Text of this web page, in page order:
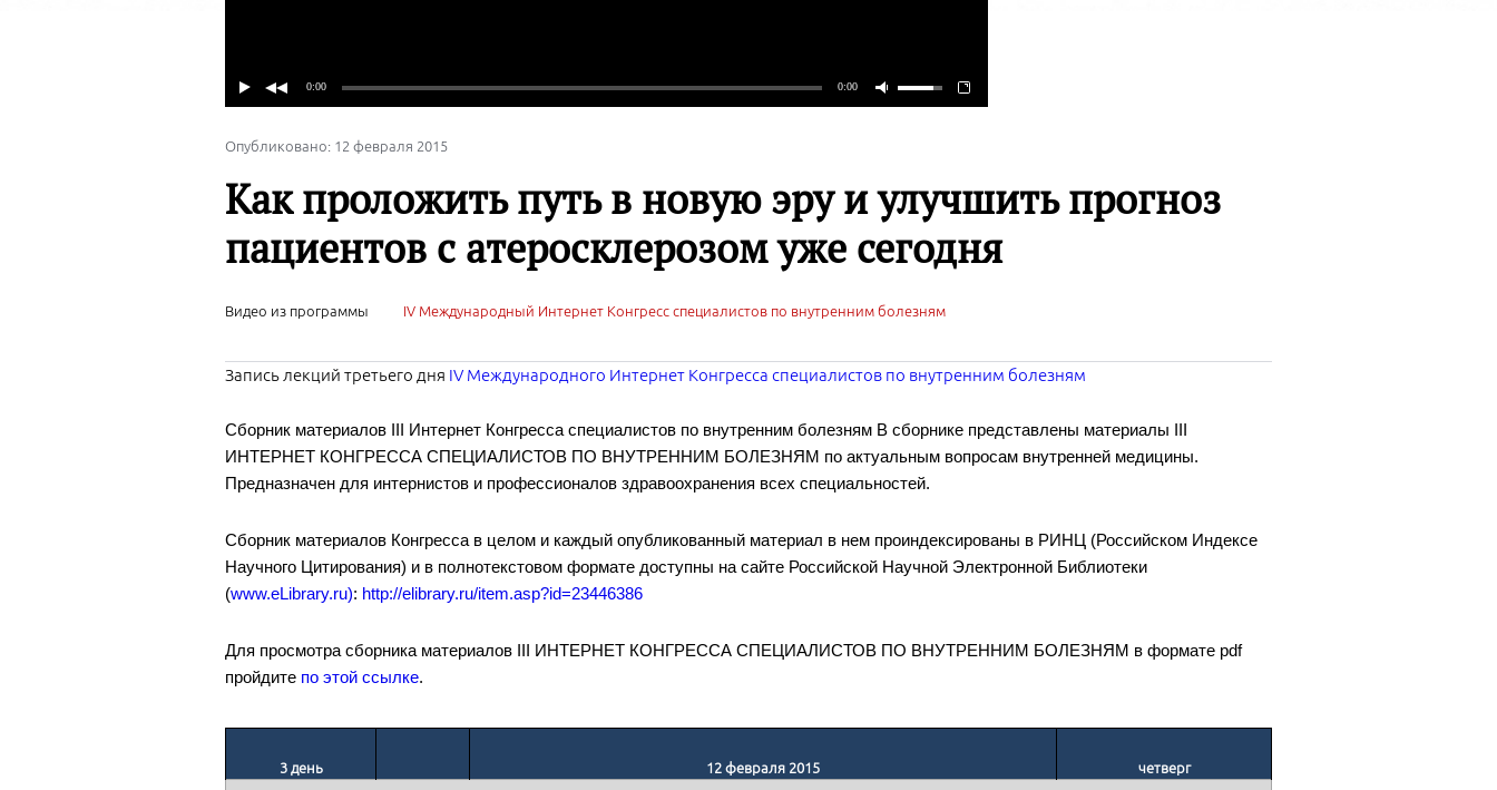
Опубликовано: 12 февраля 2015
Как проложить путь в новую эру и улучшить прогноз
пациентов с атеросклерозом уже сегодня
Видео из программы IV Международный Интернет Конгресс специалистов по внутренним болезням
Запись лекций третьего дня IV Международного Интернет Конгресса специалистов по внутренним болезням
Сборник материалов III Интернет Конгресса специалистов по внутренним болезням В сборнике представлены материалы III
ИНТЕРНЕТ КОНГРЕССА СПЕЦИАЛИСТОВ ПО ВНУТРЕННИМ БОЛЕЗНЯМ по актуальным вопросам внутренней медицины.
Предназначен для интернистов и профессионалов здравоохранения всех специальностей.
Сборник материалов Конгресса в целом и каждый опубликованный материал в нем проиндексированы в РИНЦ (Российском Индексе
Научного Цитирования) и в полнотекстовом формате доступны на сайте Российской Научной Электронной Библиотеки
(www.eLibrary.ru): http://elibrary.ru/item.asp?id=23446386
Для просмотра сборника материалов III ИНТЕРНЕТ КОНГРЕССА СПЕЦИАЛИСТОВ ПО ВНУТРЕННИМ БОЛЕЗНЯМ в формате pdf
пройдите по этой ссылке.
3день 12 февраля 2015 четверг